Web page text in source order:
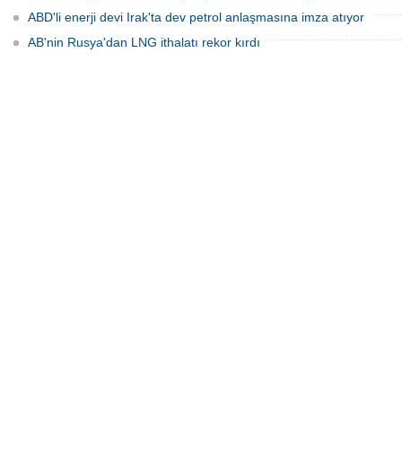
ABD'li enerji devi Irak'ta dev petrol anlaşmasına imza atıyor
AB'nin Rusya'dan LNG ithalatı rekor kırdı